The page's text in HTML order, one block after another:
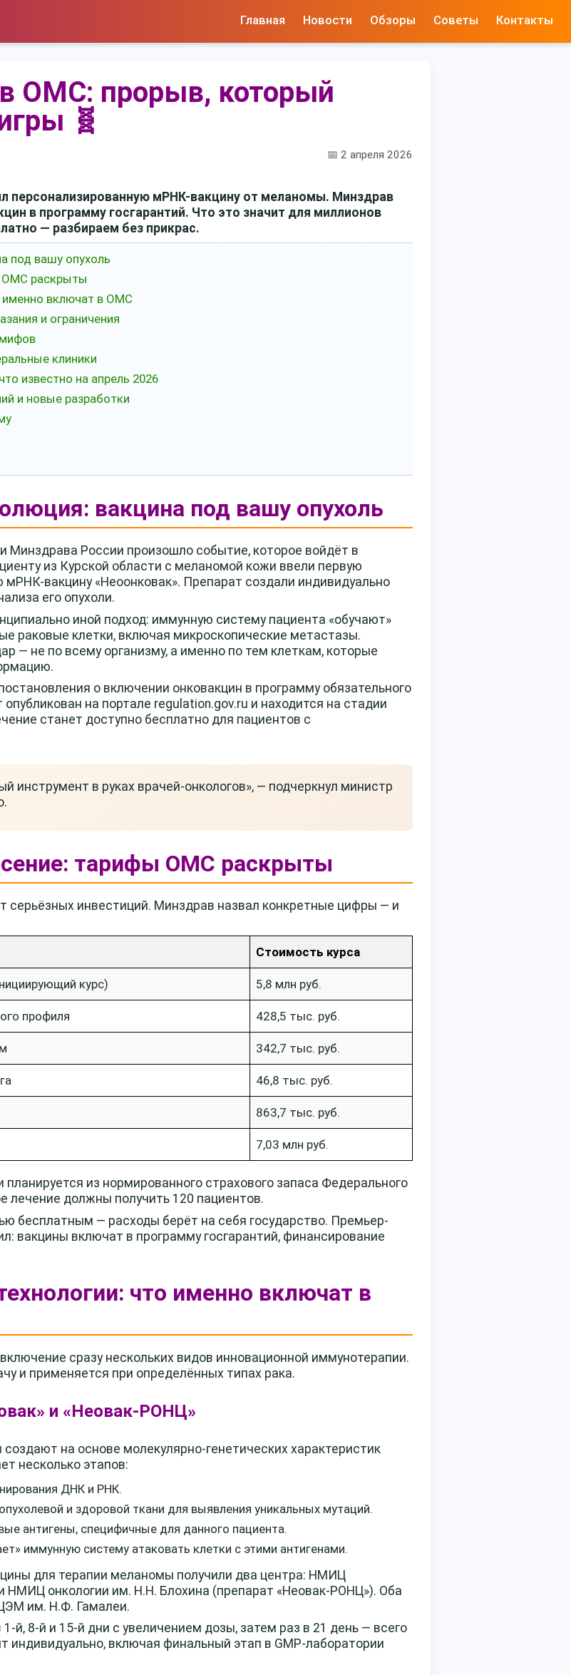
Главная Новости Обзоры Советы Контакты
в ОМС: прорыв, который
🧬
📅 2 апреля 2026
персонализированную мРНК-вакцину от меланомы. Минздрав
в программу госгарантий. Что это значит для миллионов
— разбираем без прикрас.
под вашу опухоль
ОМС раскрыты
именно включат в ОМС
и ограничения
мифов
клиники
известно на апрель 2026
и новые разработки
вакцина под вашу опухоль
Минздрава России произошло событие, которое войдёт в
из Курской области с меланомой кожи ввели первую
вакцину «Неоонковак». Препарат создали индивидуально
его опухоли.
иной подход: иммунную систему пациента «обучают»
раковые клетки, включая микроскопические метастазы.
— не по всему организму, а именно по тем клеткам, которые
о включении онковакцин в программу обязательного
на портале regulation.gov.ru и находится на стадии
станет доступно бесплатно для пациентов с
инструмент в руках врачей-онкологов», — подчеркнул министр
тарифы ОМС раскрыты
серьёзных инвестиций. Минздрав назвал конкретные цифры — и
Стоимость курса
курс) 5,8 млн руб.
профиля 428,5 тыс. руб.
342,7 тыс. руб.
46,8 тыс. руб.
863,7 тыс. руб.
7,03 млн руб.
из нормированного страхового запаса Федерального
лечение должны получить 120 пациентов.
бесплатным — расходы берёт на себя государство. Премьер-
вакцины включат в программу госгарантий, финансирование
что именно включат в
сразу нескольких видов инновационной иммунотерапии.
и применяется при определённых типах рака.
и «Неовак-РОНЦ»
на основе молекулярно-генетических характеристик
несколько этапов:
ДНК и РНК.
опухолевой и здоровой ткани для выявления уникальных мутаций.
антигены, специфичные для данного пациента.
иммунную систему атаковать клетки с этими антигенами.
для терапии меланомы получили два центра: НМИЦ
НМИЦ онкологии им. Н.Н. Блохина (препарат «Неовак-РОНЦ»). Оба
им. Н.Ф. Гамалеи.
й, 8-й и 15-й дни с увеличением дозы, затем раз в 21 день — всего
индивидуально, включая финальный этап в GMP-лаборатории